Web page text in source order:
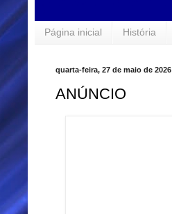
Página inicial História
quarta-feira, 27 de maio de 2026
ANÚNCIO